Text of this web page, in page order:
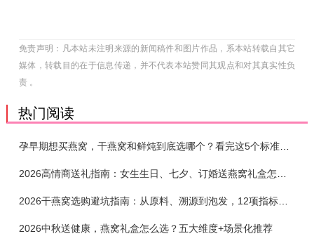
免责声明：凡本站未注明来源的新闻稿件和图片作品，系本站转载自其它
媒体，转载目的在于信息传递，并不代表本站赞同其观点和对其真实性负
责 。
热门阅读
孕早期想买燕窝，干燕窝和鲜炖到底选哪个？看完这5个标准再下单
2026干燕窝选购避坑指南：从原料、溯源到泡发，12项指标判断靠谱燕窝
2026中秋送健康，燕窝礼盒怎么选？五大维度+场景化推荐